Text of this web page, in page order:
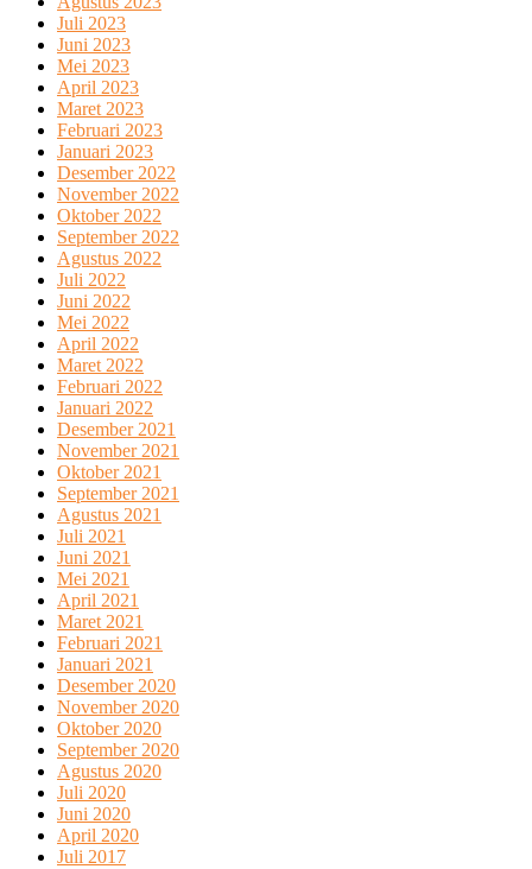
Juli 2023
Juni 2023
Mei 2023
April 2023
Maret 2023
Februari 2023
Januari 2023
Desember 2022
November 2022
Oktober 2022
September 2022
Agustus 2022
Juli 2022
Juni 2022
Mei 2022
April 2022
Maret 2022
Februari 2022
Januari 2022
Desember 2021
November 2021
Oktober 2021
September 2021
Agustus 2021
Juli 2021
Juni 2021
Mei 2021
April 2021
Maret 2021
Februari 2021
Januari 2021
Desember 2020
November 2020
Oktober 2020
September 2020
Agustus 2020
Juli 2020
Juni 2020
April 2020
Juli 2017